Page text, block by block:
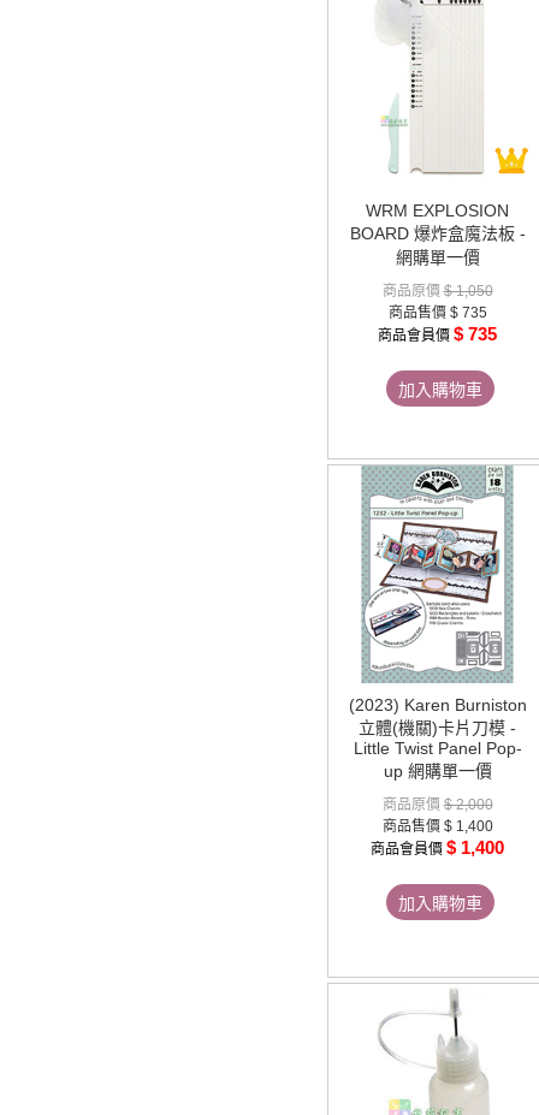
WRM EXPLOSION
BOARD 爆炸盒魔法板 -
網購單一價
商品原價$ 1,050
商品售價 $ 735
商品會員價 $ 735
加入購物車
(2023) Karen Burniston
立體(機關)卡片刀模 -
Little Twist Panel Pop-
up 網購單一價
商品原價$ 2,000
商品售價 $ 1,400
商品會員價 $ 1,400
加入購物車